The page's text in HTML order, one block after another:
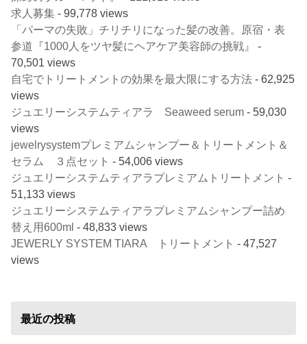
求人募集 - 99,778 views
「パーマの失敗」チリチリになった髪の改善。原宿・表
参道『1000人をツヤ髪にヘアケア美容師の挑戦』
-
70,501 views
自宅でトリートメントの効果を最大限にする方法 - 62,925
views
ジュエリーシステムティアラ Seaweed serum - 59,030
views
jewelrysystemプレミアムシャンプー＆トリートメント＆
セラム ３点セット - 54,006 views
ジュエリーシステムティアラプレミアムトリートメント -
51,133 views
ジュエリーシステムティアラプレミアムシャンプー詰め
替え用600ml - 48,833 views
JEWERLY SYSTEM TIARA トリートメント - 47,527
views
最近の投稿